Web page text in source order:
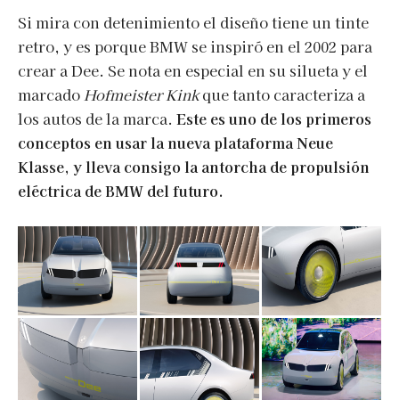
Si mira con detenimiento el diseño tiene un tinte
retro, y es porque BMW se inspiró en el 2002 para
crear a Dee. Se nota en especial en su silueta y el
marcado Hofmeister Kinkque tanto caracteriza a
los autos de la marca. Este es uno de los primeros
conceptos en usar la nueva plataforma Neue
Klasse, y lleva consigo la antorcha de propulsión
eléctrica de BMW del futuro.